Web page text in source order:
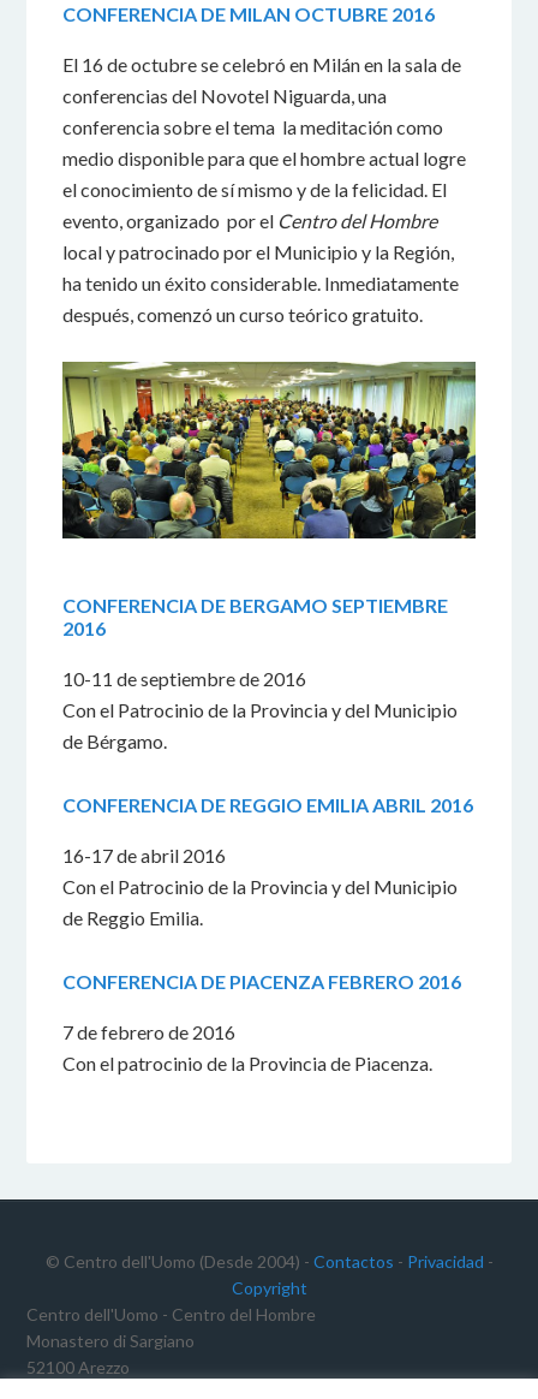
CONFERENCIA DE MILAN OCTUBRE 2016
El 16 de octubre se celebró en Milán en la sala de
conferencias del Novotel Niguarda, una
conferencia sobre el tema la meditación como
medio disponible para que el hombre actual logre
el conocimiento de sí mismo y de la felicidad. El
evento, organizado por el Centro del Hombre
local y patrocinado por el Municipio y la Región,
ha tenido un éxito considerable. Inmediatamente
después, comenzó un curso teórico gratuito.
CONFERENCIA DE BERGAMO SEPTIEMBRE
2016
10-11 de septiembre de 2016
Con el Patrocinio de la Provincia y del Municipio
de Bérgamo.
CONFERENCIA DE REGGIO EMILIA ABRIL 2016
16-17 de abril 2016
Con el Patrocinio de la Provincia y del Municipio
de Reggio Emilia.
CONFERENCIA DE PIACENZA FEBRERO 2016
7 de febrero de 2016
Con el patrocinio de la Provincia de Piacenza.
© Centro dell'Uomo (Desde 2004) - Contactos - Privacidad -
Copyright
Centro dell'Uomo - Centro del Hombre
Monastero di Sargiano
52100 Arezzo